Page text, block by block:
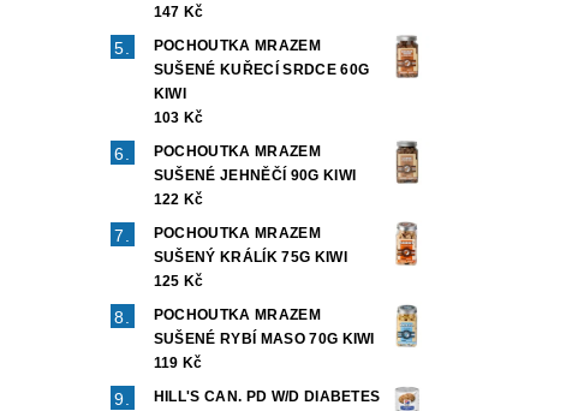
147 Kč
POCHOUTKA MRAZEM
SUŠENÉ KUŘECÍ SRDCE 60G
KIWI
103 Kč
POCHOUTKA MRAZEM
SUŠENÉ JEHNĚČÍ 90G KIWI
122 Kč
POCHOUTKA MRAZEM
SUŠENÝ KRÁLÍK 75G KIWI
125 Kč
POCHOUTKA MRAZEM
SUŠENÉ RYBÍ MASO 70G KIWI
119 Kč
HILL'S CAN. PD W/D DIABETES